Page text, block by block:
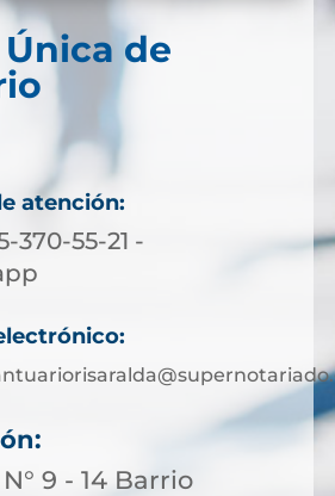
de
atención:
370-55-21 -
9 - 14 Barrio